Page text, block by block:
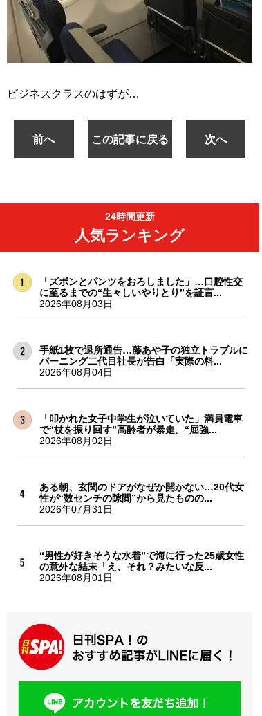
ビジネスクラスのはずが…
前へ この記事に戻る 次へ
24時間更新
人気ランキング
「ズボンとパンツをおろしました」…口腔性交
に至るまでの“生々しいやりとり”を証言...
2026年08月03日
手紙1枚で退所通告…藤あや子の独立トラブルに
バーニング二代目社長が告白「実際の料...
2026年08月04日
「叩かれた女子中学生が泣いていた」満員電車
で“杖を振り回す”高齢者が暴走。“屈強...
2026年08月02日
ある朝、玄関のドアがなぜか開かない…20代女
性が“数センチの隙間”から見たものの...
2026年07月31日
“男性が好きそうな水着”で海に行った25歳女性
の意外な結末「え、それ？みたいな反...
2026年08月01日